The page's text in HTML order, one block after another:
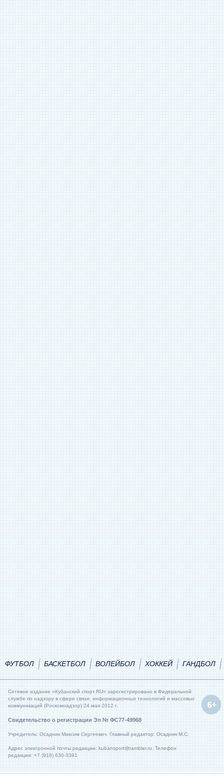
ФУТБОЛ БАСКЕТБОЛ ВОЛЕЙБОЛ ХОККЕЙ ГАНДБОЛ
Сетевое издание «Кубанский спорт.RU» зарегистрировано в Федеральной
службе по надзору в сфере связи, информационных технологий и массовых
коммуникаций (Роскомнадзор) 24 мая 2012 г.
Свидетельство о регистрации Эл № ФС77-49968
Учредитель: Осадник Максим Сергеевич. Главный редактор: Осадник М.С.
Адрес электронной почты редакции: kubansport@rambler.ru. Телефон
редакции: +7 (918) 630-3391